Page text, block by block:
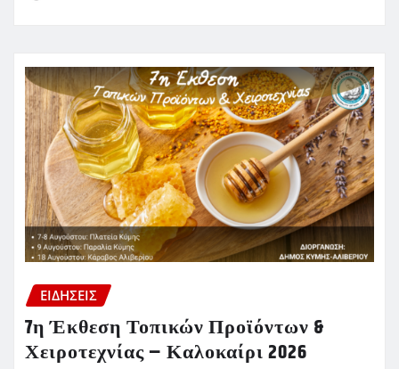
ΕΙΔΗΣΕΙΣ
7η Έκθεση Τοπικών Προϊόντων &
Χειροτεχνίας – Καλοκαίρι 2026